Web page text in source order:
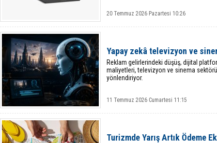
20 Temmuz 2026 Pazartesi 10:26
Yapay zekâ televizyon ve
Reklam gelirlerindeki düşüş, dijital
maliyetleri, televizyon ve sinema
yönlendiriyor.
11 Temmuz 2026 Cumartesi 11:15
Turizmde Yarış Artık Ödeme